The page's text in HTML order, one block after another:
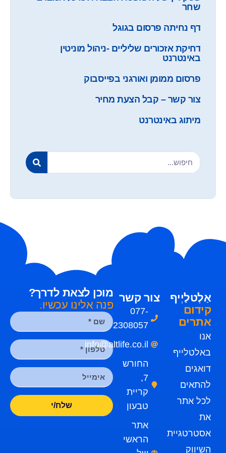
שחר
דף נחיתה פרסום בגוגל
דחיקת אזכורים שליליים -ניהול מוניטין
באינטרנט
פרסום ממומן ואורגני בפייסבוק
צור קשר – קבל הצעת מחיר
מיתוג באינטרנט
אַלְטלַיְיף
קידום
אתרים
אנו
באלטלייף
דואגים
להתאים
לכל אתר
את
אסטרטגיית
השיווק
צור קשר
077-
2308057
info@altlife.co.il
החורש
7,
קריית
טבעון
אתר
הראשי
מוכן לצאת לדרך?
פנה אלינו עכשיו.
שלח/י